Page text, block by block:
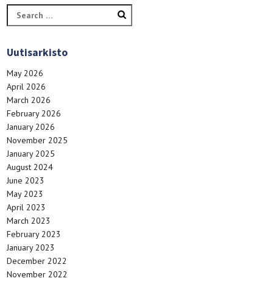
Search
for:
Uutisarkisto
May 2026
April 2026
March 2026
February 2026
January 2026
November 2025
January 2025
August 2024
June 2023
May 2023
April 2023
March 2023
February 2023
January 2023
December 2022
November 2022